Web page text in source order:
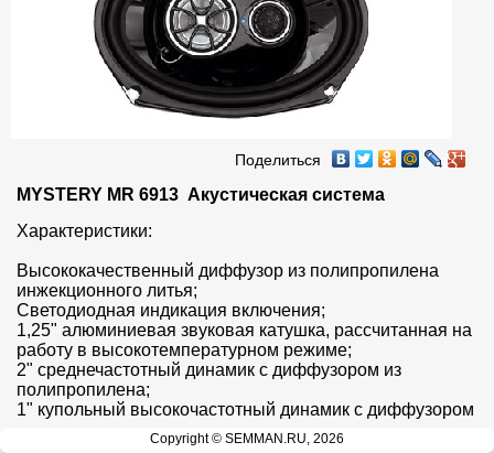
Поделиться
MYSTERY MR 6913  Акустическая система
Характеристики:
Высококачественный диффузор из полипропилена
инжекционного литья;
Светодиодная индикация включения;
1,25" алюминиевая звуковая катушка, рассчитанная на
работу в высокотемпературном режиме;
2" среднечастотный динамик с диффузором из
полипропилена;
1" купольный высокочастотный динамик с диффузором
из полипропилена;
Звуковая катушка с охлаждением ферромагнитной
Copyright © SEMMAN.RU, 2026